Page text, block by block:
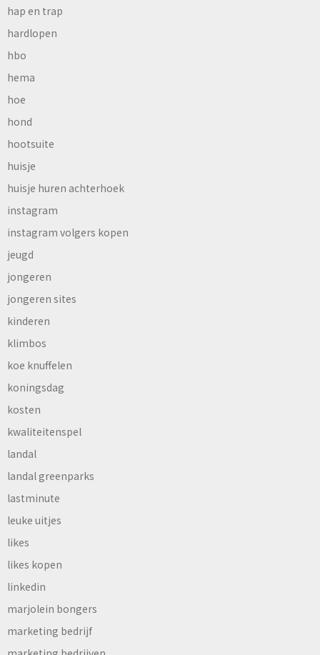
hap en trap
hardlopen
hbo
hema
hoe
hond
hootsuite
huisje
huisje huren achterhoek
instagram
instagram volgers kopen
jeugd
jongeren
jongeren sites
kinderen
klimbos
koe knuffelen
koningsdag
kosten
kwaliteitenspel
landal
landal greenparks
lastminute
leuke uitjes
likes
likes kopen
linkedin
marjolein bongers
marketing bedrijf